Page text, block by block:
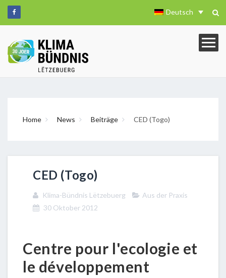
Deutsch
Home News Beiträge CED (Togo)
CED (Togo)
Klima-Bündnis Lëtzebuerg
Aus der Praxis
30 Oktober 2012
Centre pour l'ecologie et
le développement